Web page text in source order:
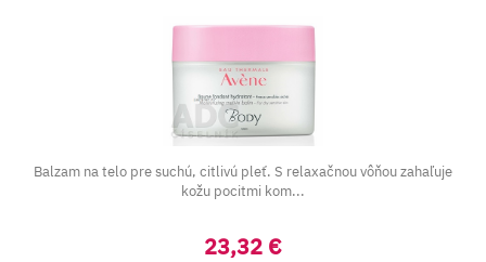
Balzam na telo pre suchú, citlivú pleť. S relaxačnou vôňou zahaľuje
kožu pocitmi kom...
23,32 €